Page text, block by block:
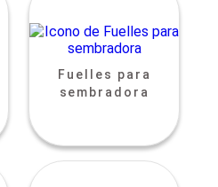
Fuelles para
sembradora